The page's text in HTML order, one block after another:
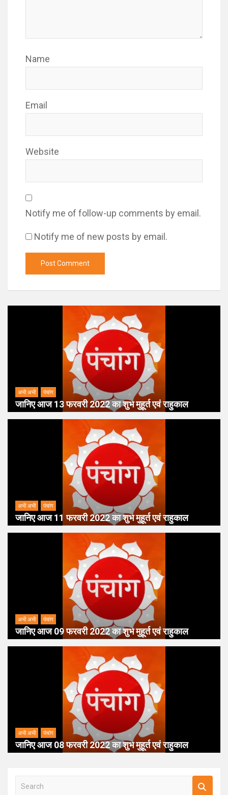
Name
Email
Website
Notify me of follow-up comments by email.
Notify me of new posts by email.
अभी अभी पंचांग
जानिए आज 13 फरवरी 2022 का शुभ मुहूर्त एवं राहुकाल
अभी अभी पंचांग
जानिए आज 11 फरवरी 2022 का शुभ मुहूर्त एवं राहुकाल
अभी अभी पंचांग
जानिए आज 09 फरवरी 2022 का शुभ मुहूर्त एवं राहुकाल
अभी अभी पंचांग
जानिए आज 08 फरवरी 2022 का शुभ मुहूर्त एवं राहुकाल